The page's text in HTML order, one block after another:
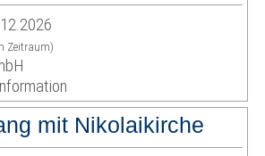
Zeitraum)
mit Nikolaikirche